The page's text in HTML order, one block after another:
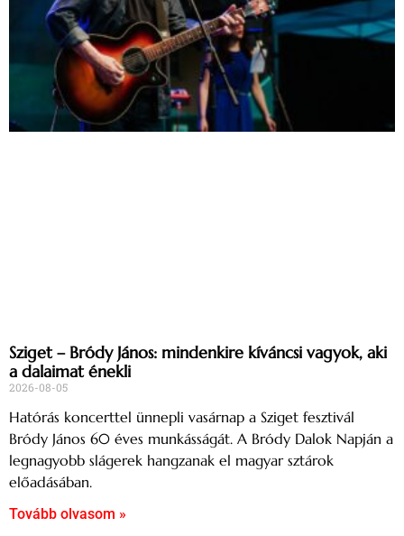
Sziget – Bródy János: mindenkire kíváncsi vagyok, aki
a dalaimat énekli
2026-08-05
Hatórás koncerttel ünnepli vasárnap a Sziget fesztivál
Bródy János 60 éves munkásságát. A Bródy Dalok Napján a
legnagyobb slágerek hangzanak el magyar sztárok
előadásában.
Tovább olvasom »